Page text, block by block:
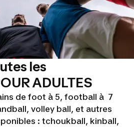
les
ADULTES
de foot à 5, football à 7
volley ball, et autres
: tchoukball, kinball,